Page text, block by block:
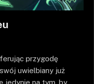
przygodę
uwielbiany już